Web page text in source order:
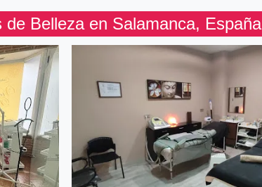
de Belleza en Salamanca, España